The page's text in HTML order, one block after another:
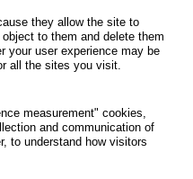
ROAD ACCIDENTS
they allow the site to
to them and delete them
your user experience may be
all the sites you visit.
measurement" cookies,
and communication of
to understand how visitors